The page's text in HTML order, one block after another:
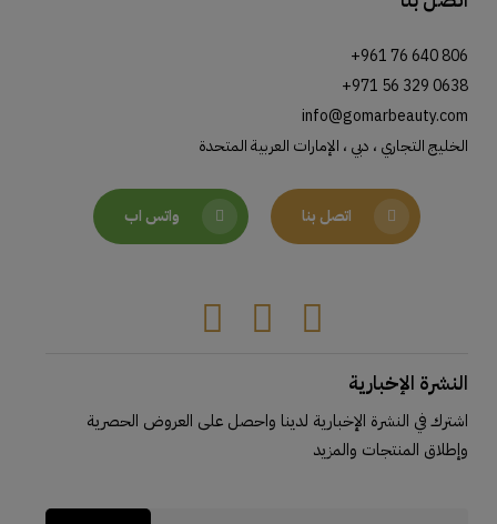
+961 76 640 806
+971 56 329 0638
info@gomarbeauty.com
الخليج التجاري ، دبي ، الإمارات العربية المتحدة
اتصل بنا واتس اب
Facebook
Instagram
Tiktok
النشرة الإخبارية
اشترك في النشرة الإخبارية لدينا واحصل على العروض الحصرية
وإطلاق المنتجات والمزيد